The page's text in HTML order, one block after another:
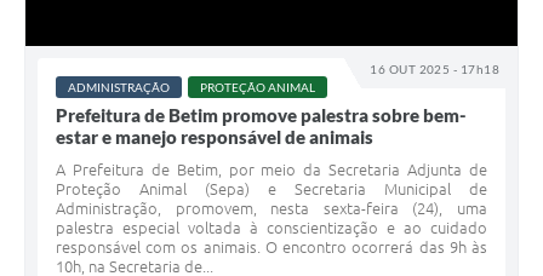
16 OUT 2025 - 17h18
ADMINISTRAÇÃO PROTEÇÃO ANIMAL
Prefeitura de Betim promove palestra sobre bem-
estar e manejo responsável de animais
A Prefeitura de Betim, por meio da Secretaria Adjunta de
Proteção Animal (Sepa) e Secretaria Municipal de
Administração, promovem, nesta sexta-feira (24), uma
palestra especial voltada à conscientização e ao cuidado
responsável com os animais. O encontro ocorrerá das 9h às
10h, na Secretaria de...